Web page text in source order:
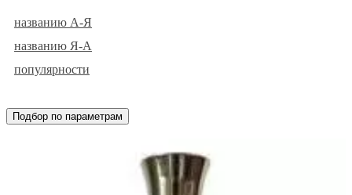
названию А-Я
названию Я-А
популярности
Подбор по параметрам